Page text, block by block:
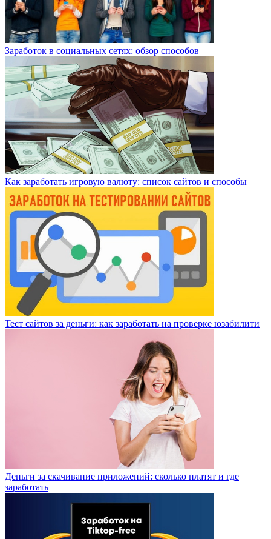
Заработок в социальных сетях: обзор способов
Как заработать игровую валюту: список сайтов и способы
Тест сайтов за деньги: как заработать на проверке юзабилити
Деньги за скачивание приложений: сколько платят и где
заработать